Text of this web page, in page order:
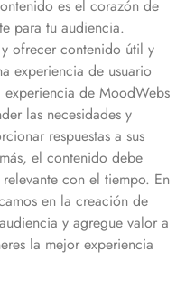
es el corazón de
para tu audiencia.
ofrecer contenido útil y
experiencia de usuario
experiencia de MoodWebs
las necesidades y
respuestas a sus
el contenido debe
con el tiempo. En
en la creación de
y agregue valor a
la mejor experiencia